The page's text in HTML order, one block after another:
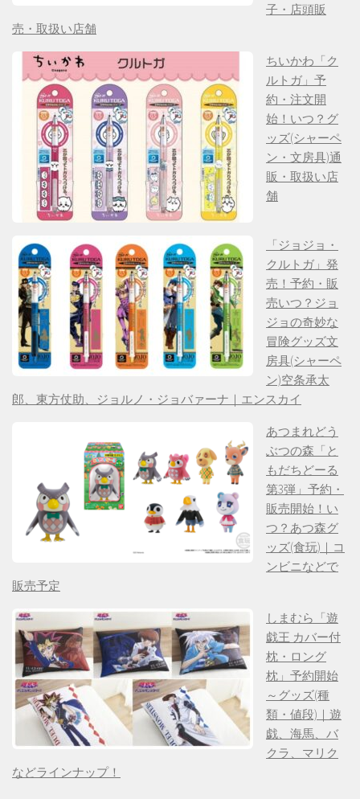
子・店頭販
売・取扱い店舗
ちいかわ「ク
ルトガ」予
約・注文開
始！いつ？グ
ッズ(シャーペ
ン・文房具)通
販・取扱い店
舗
「ジョジョ・
クルトガ」発
売！予約・販
売いつ？ジョ
ジョの奇妙な
冒険グッズ文
房具(シャーペ
ン)空条承太
郎、東方仗助、ジョルノ・ジョバァーナ｜エンスカイ
あつまれどう
ぶつの森「と
もだちどーる
第3弾」予約・
販売開始！い
つ？あつ森グ
ッズ(食玩)｜コ
ンビニなどで
販売予定
しまむら「遊
戯王 カバー付
枕・ロング
枕」予約開始
～グッズ(種
類・値段)｜遊
戯、海馬、バ
クラ、マリク
などラインナップ！